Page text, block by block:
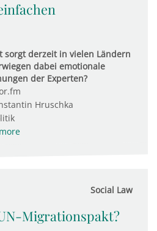
sorgt derzeit in vielen Ländern
dabei emotionale
der Experten?
Hruschka
Social Law
Migrationspakt?